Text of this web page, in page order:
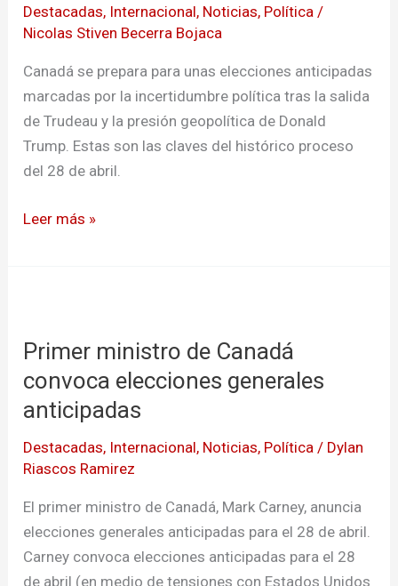
Destacadas, Internacional, Noticias, Política /
Nicolas Stiven Becerra Bojaca
Canadá se prepara para unas elecciones anticipadas
marcadas por la incertidumbre política tras la salida
de Trudeau y la presión geopolítica de Donald
Trump. Estas son las claves del histórico proceso
del 28 de abril.
cambio
conservador
Leer más »
Primer ministro de Canadá
convoca elecciones generales
anticipadas
Destacadas, Internacional, Noticias, Política / Dylan
Riascos Ramirez
El primer ministro de Canadá, Mark Carney, anuncia
elecciones generales anticipadas para el 28 de abril.
Carney convoca elecciones anticipadas para el 28
de abril (en medio de tensiones con Estados Unidos
de
Canadá
convoca
elecciones
generales
anticipadas